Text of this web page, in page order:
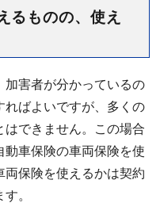
るものの、使え
加害者が分かっているの
ればよいですが、多くの
できません。この場合
動車保険の車両保険を使
両保険を使えるかは契約
。